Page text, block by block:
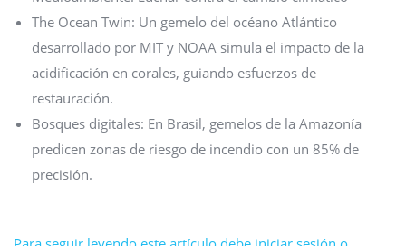
The Ocean Twin: Un gemelo del océano Atlántico
desarrollado por MIT y NOAA simula el impacto de la
acidificación en corales, guiando esfuerzos de
restauración.
Bosques digitales: En Brasil, gemelos de la Amazonía
predicen zonas de riesgo de incendio con un 85% de
precisión.